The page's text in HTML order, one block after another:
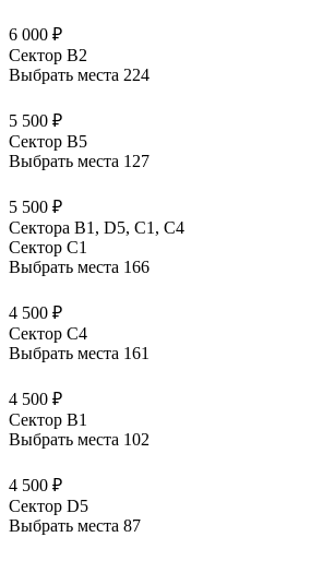
6 000 ₽
Сектор B2
Выбрать места 224
5 500 ₽
Сектор B5
Выбрать места 127
5 500 ₽
Сектора В1, D5, С1, С4
Сектор C1
Выбрать места 166
4 500 ₽
Сектор C4
Выбрать места 161
4 500 ₽
Сектор B1
Выбрать места 102
4 500 ₽
Сектор D5
Выбрать места 87